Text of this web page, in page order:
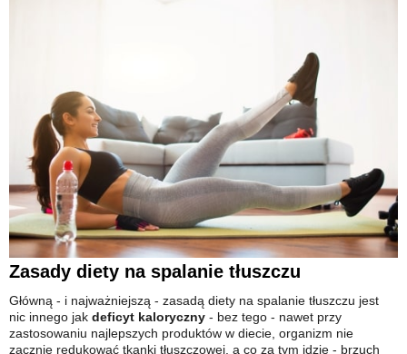
Zasady diety na spalanie tłuszczu
Główną - i najważniejszą - zasadą diety na spalanie tłuszczu jest
nic innego jak deficyt kaloryczny - bez tego - nawet przy
zastosowaniu najlepszych produktów w diecie, organizm nie
zacznie redukować tkanki tłuszczowej, a co za tym idzie - brzuch